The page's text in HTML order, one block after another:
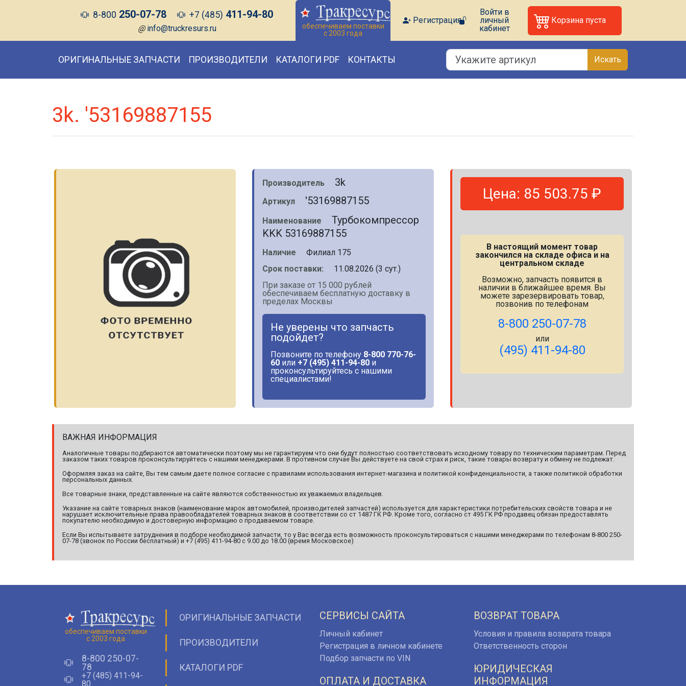
8-800 250-07-78 +7 (485) 411-94-80
@ info@truckresurs.ru
обеспечиваем поставки
с 2003 года
Регистрация
Войти в
личный
кабинет
Корзина пуста
ОРИГИНАЛЬНЫЕ ЗАПЧАСТИ ПРОИЗВОДИТЕЛИ КАТАЛОГИ PDF КОНТАКТЫ Искать
3k. '53169887155
Производитель 3k
Артикул '53169887155
Наименование
Турбокомпрессор
KKK 53169887155
Наличие
Филиал 175
Срок поставки:
11.08.2026 (3 сут.)
При заказе от 15 000 рублей
обеспечиваем бесплатную доставку в
пределах Москвы
Не уверены что запчасть
подойдет?
Позвоните по телефону 8-800 770-76-
60 или +7 (495) 411-94-80 и
проконсультируйтесь с нашими
специалистами!
Цена: 85 503.75 ₽
В настоящий момент товар
закончился на складе офиса и на
центральном складе
Возможно, запчасть появится в
наличии в ближайшее время. Вы
можете зарезервировать товар,
позвонив по телефонам
8-800 250-07-78
или
(495) 411-94-80
ВАЖНАЯ ИНФОРМАЦИЯ
Аналогичные товары подбираются автоматически поэтому мы не гарантируем что они будут полностью соответствовать исходному товару по техническим параметрам. Перед
заказом таких товаров проконсультируйтесь с нашими менеджерами. В противном случае Вы действуете на свой страх и риск, такие товары возврату и обмену не подлежат.
Оформляя заказ на сайте, Вы тем самым даете полное согласие с правилами использования интернет-магазина и политикой конфиденциальности, а также политикой обработки
персональных данных.
Все товарные знаки, представленные на сайте являются собственностью их уважаемых владельцев.
Указание на сайте товарных знаков (наименование марок автомобилей, производителей запчастей) используется для характеристики потребительских свойств товара и не
нарушает исключительные права правообладателей товарных знаков в соответствии со ст 1487 ГК РФ. Кроме того, согласно ст 495 ГК РФ продавец обязан предоставлять
покупателю необходимую и достоверную информацию о продаваемом товаре.
Если Вы испытываете затруднения в подборе необходимой запчасти, то у Вас всегда есть возможность проконсультироваться с нашими менеджерами по телефонам 8-800 250-
07-78 (звонок по России бесплатный) и +7 (495) 411-94-80 с 9.00 до 18.00 (время Московское)
обеспечиваем поставки
с 2003 года
8-800 250-07-
78
+7 (485) 411-94-
80
ОРИГИНАЛЬНЫЕ ЗАПЧАСТИ
ПРОИЗВОДИТЕЛИ
КАТАЛОГИ PDF
СЕРВИСЫ САЙТА
Личный кабинет
Регистрация в личном кабинете
Подбор запчасти по VIN
ОПЛАТА И ДОСТАВКА
ВОЗВРАТ ТОВАРА
Условия и правила возврата товара
Ответственность сторон
ЮРИДИЧЕСКАЯ
ИНФОРМАЦИЯ